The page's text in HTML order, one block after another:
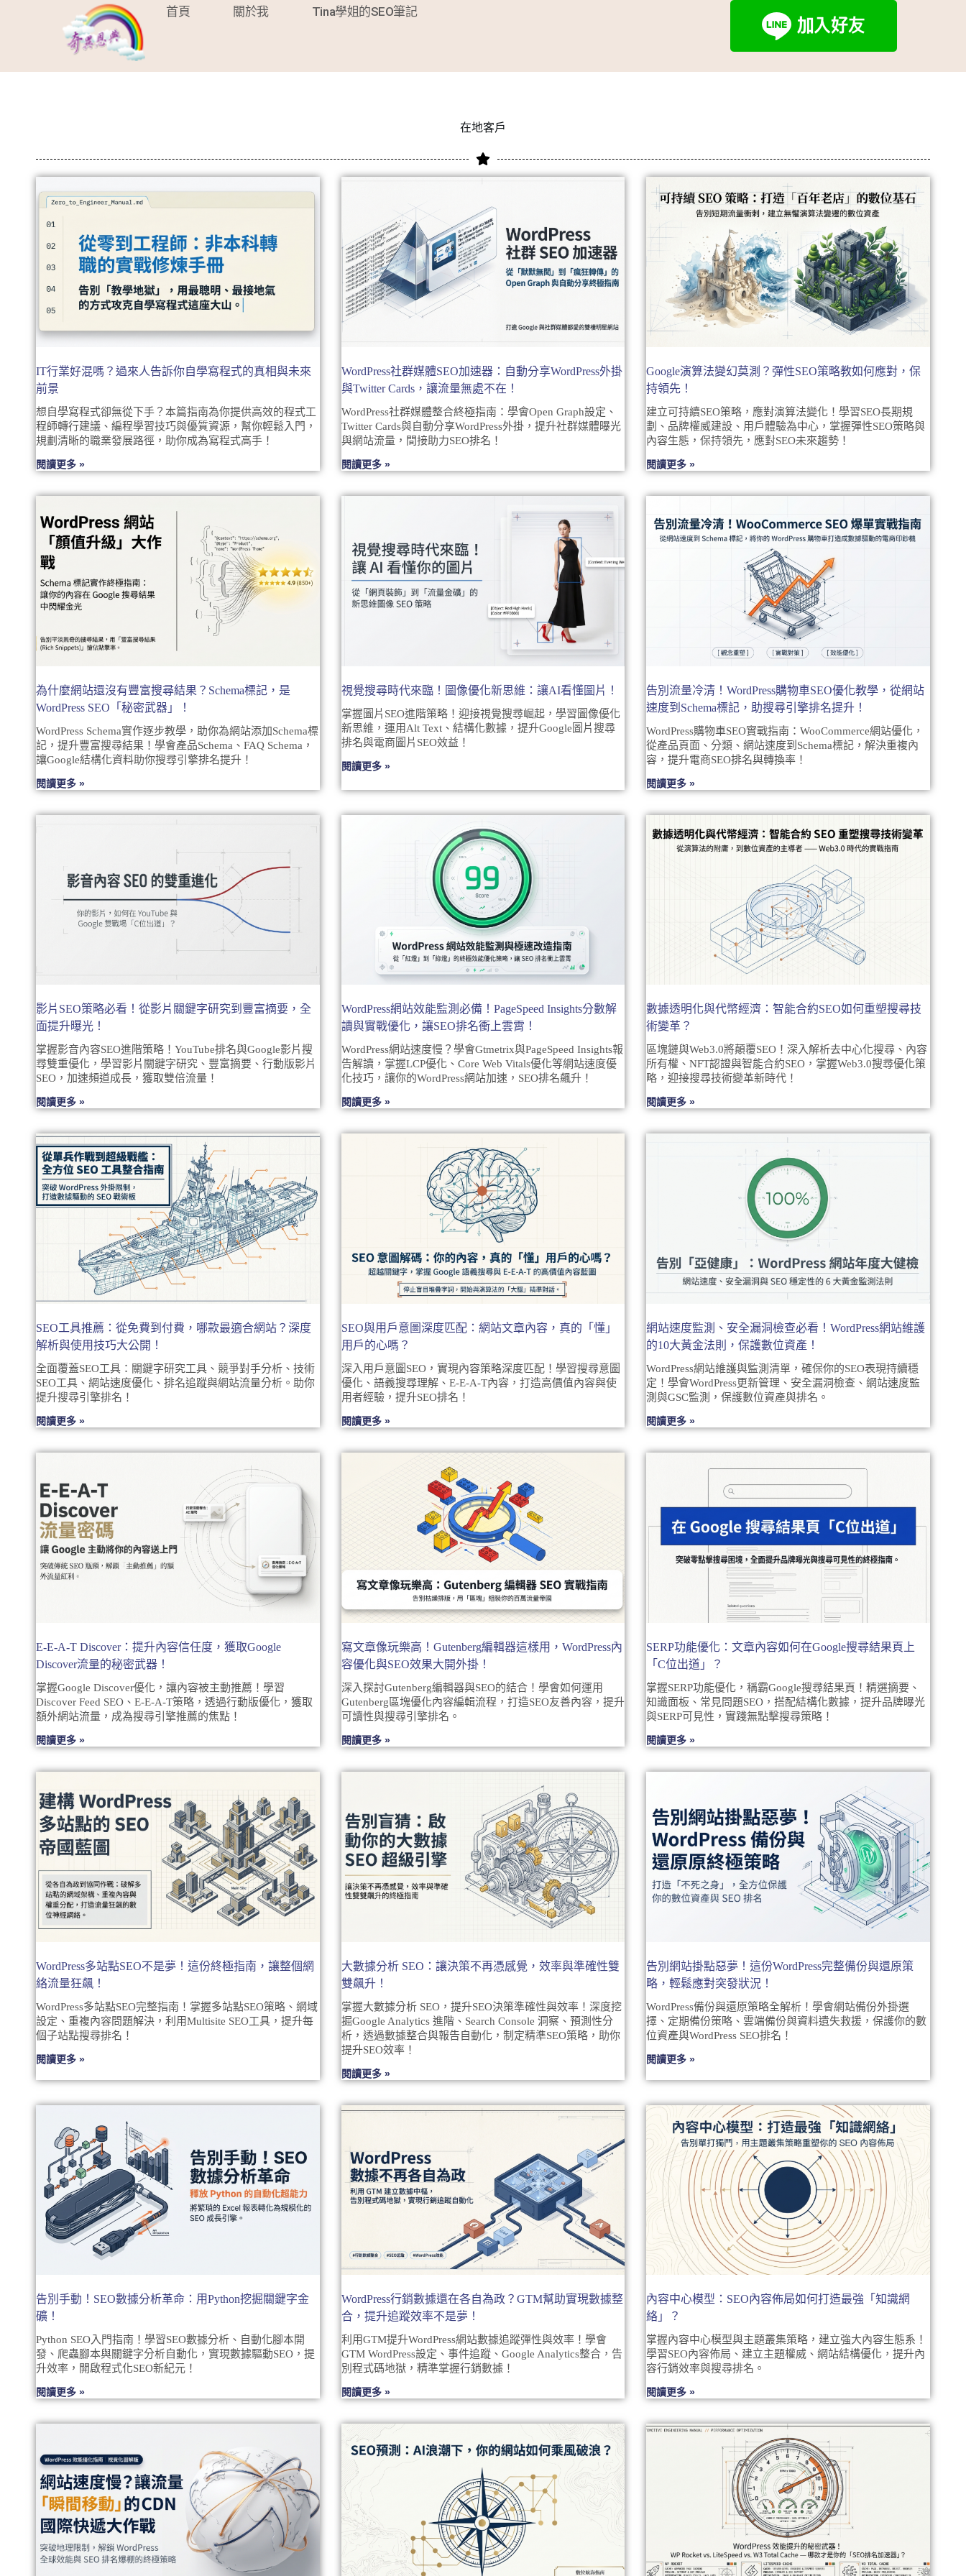
首頁 關於我 Tina學姐的SEO筆記
在地客戶
IT行業好混嗎？過來人告訴你自學寫程式的真相與未來
前景
想自學寫程式卻無從下手？本篇指南為你提供高效的程式工
程師轉行建議、編程學習技巧與優質資源，幫你輕鬆入門，
規劃清晰的職業發展路徑，助你成為寫程式高手！
閱讀更多 »
WordPress社群媒體SEO加速器：自動分享WordPress外掛
與Twitter Cards，讓流量無處不在！
WordPress社群媒體整合終極指南：學會Open Graph設定、
Twitter Cards與自動分享WordPress外掛，提升社群媒體曝光
與網站流量，間接助力SEO排名！
閱讀更多 »
Google演算法變幻莫測？彈性SEO策略教如何應對，保
持領先！
建立可持續SEO策略，應對演算法變化！學習SEO長期規
劃、品牌權威建設、用戶體驗為中心，掌握彈性SEO策略與
內容生態，保持領先，應對SEO未來趨勢！
閱讀更多 »
為什麼網站還沒有豐富搜尋結果？Schema標記，是
WordPress SEO「秘密武器」！
WordPress Schema實作逐步教學，助你為網站添加Schema標
記，提升豐富搜尋結果！學會產品Schema、FAQ Schema，
讓Google結構化資料助你搜尋引擎排名提升！
閱讀更多 »
視覺搜尋時代來臨！圖像優化新思維：讓AI看懂圖片！
掌握圖片SEO進階策略！迎接視覺搜尋崛起，學習圖像優化
新思維，運用Alt Text、結構化數據，提升Google圖片搜尋
排名與電商圖片SEO效益！
閱讀更多 »
告別流量冷清！WordPress購物車SEO優化教學，從網站
速度到Schema標記，助搜尋引擎排名提升！
WordPress購物車SEO實戰指南：WooCommerce網站優化，
從產品頁面、分類、網站速度到Schema標記，解決重複內
容，提升電商SEO排名與轉換率！
閱讀更多 »
影片SEO策略必看！從影片關鍵字研究到豐富摘要，全
面提升曝光！
掌握影音內容SEO進階策略！YouTube排名與Google影片搜
尋雙重優化，學習影片關鍵字研究、豐富摘要、行動版影片
SEO，加速頻道成長，獲取雙倍流量！
閱讀更多 »
WordPress網站效能監測必備！PageSpeed Insights分數解
讀與實戰優化，讓SEO排名衝上雲霄！
WordPress網站速度慢？學會Gtmetrix與PageSpeed Insights報
告解讀，掌握LCP優化、Core Web Vitals優化等網站速度優
化技巧，讓你的WordPress網站加速，SEO排名飆升！
閱讀更多 »
數據透明化與代幣經濟：智能合約SEO如何重塑搜尋技
術變革？
區塊鏈與Web3.0將顛覆SEO！深入解析去中心化搜尋、內容
所有權、NFT認證與智能合約SEO，掌握Web3.0搜尋優化策
略，迎接搜尋技術變革新時代！
閱讀更多 »
SEO工具推薦：從免費到付費，哪款最適合網站？深度
解析與使用技巧大公開！
全面覆蓋SEO工具：關鍵字研究工具、競爭對手分析、技術
SEO工具、網站速度優化、排名追蹤與網站流量分析。助你
提升搜尋引擎排名！
閱讀更多 »
SEO與用戶意圖深度匹配：網站文章內容，真的「懂」
用戶的心嗎？
深入用戶意圖SEO，實現內容策略深度匹配！學習搜尋意圖
優化、語義搜尋理解、E-E-A-T內容，打造高價值內容與使
用者經驗，提升SEO排名！
閱讀更多 »
網站速度監測、安全漏洞檢查必看！WordPress網站維護
的10大黃金法則，保護數位資產！
WordPress網站維護與監測清單，確保你的SEO表現持續穩
定！學會WordPress更新管理、安全漏洞檢查、網站速度監
測與GSC監測，保護數位資產與排名。
閱讀更多 »
E-E-A-T Discover：提升內容信任度，獲取Google
Discover流量的秘密武器！
掌握Google Discover優化，讓內容被主動推薦！學習
Discover Feed SEO、E-E-A-T策略，透過行動版優化，獲取
額外網站流量，成為搜尋引擎推薦的焦點！
閱讀更多 »
寫文章像玩樂高！Gutenberg編輯器這樣用，WordPress內
容優化與SEO效果大開外掛！
深入探討Gutenberg編輯器與SEO的結合！學會如何運用
Gutenberg區塊優化內容編輯流程，打造SEO友善內容，提升
可讀性與搜尋引擎排名。
閱讀更多 »
SERP功能優化：文章內容如何在Google搜尋結果頁上
「C位出道」？
掌握SERP功能優化，稱霸Google搜尋結果頁！精選摘要、
知識面板、常見問題SEO，搭配結構化數據，提升品牌曝光
與SERP可見性，實踐無點擊搜尋策略！
閱讀更多 »
WordPress多站點SEO不是夢！這份終極指南，讓整個網
絡流量狂飆！
WordPress多站點SEO完整指南！掌握多站點SEO策略、網域
設定、重複內容問題解決，利用Multisite SEO工具，提升每
個子站點搜尋排名！
閱讀更多 »
大數據分析 SEO：讓決策不再憑感覺，效率與準確性雙
雙飆升！
掌握大數據分析 SEO，提升SEO決策準確性與效率！深度挖
掘Google Analytics 進階、Search Console 洞察、預測性分
析，透過數據整合與報告自動化，制定精準SEO策略，助你
提升SEO效率！
閱讀更多 »
告別網站掛點惡夢！這份WordPress完整備份與還原策
略，輕鬆應對突發狀況！
WordPress備份與還原策略全解析！學會網站備份外掛選
擇、定期備份策略、雲端備份與資料遺失救援，保護你的數
位資產與WordPress SEO排名！
閱讀更多 »
告別手動！SEO數據分析革命：用Python挖掘關鍵字金
礦！
Python SEO入門指南！學習SEO數據分析、自動化腳本開
發、爬蟲腳本與關鍵字分析自動化，實現數據驅動SEO，提
升效率，開啟程式化SEO新紀元！
閱讀更多 »
WordPress行銷數據還在各自為政？GTM幫助實現數據整
合，提升追蹤效率不是夢！
利用GTM提升WordPress網站數據追蹤彈性與效率！學會
GTM WordPress設定、事件追蹤、Google Analytics整合，告
別程式碼地獄，精準掌握行銷數據！
閱讀更多 »
內容中心模型：SEO內容佈局如何打造最強「知識網
絡」？
掌握內容中心模型與主題叢集策略，建立強大內容生態系！
學習SEO內容佈局、建立主題權威、網站結構優化，提升內
容行銷效率與搜尋排名。
閱讀更多 »